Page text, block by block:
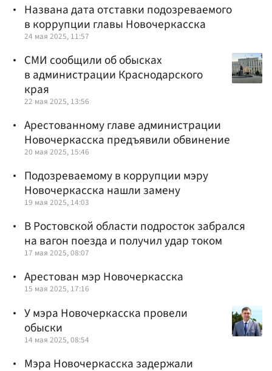
Названа дата отставки подозреваемого
в коррупции главы Новочеркасска
24 мая 2025, 11:57
СМИ сообщили об обысках
в администрации Краснодарского
края
22 мая 2025, 13:56
Арестованному главе администрации
Новочеркасска предъявили обвинение
20 мая 2025, 15:46
Подозреваемому в коррупции мэру
Новочеркасска нашли замену
19 мая 2025, 14:03
В Ростовской области подросток забрался
на вагон поезда и получил удар током
17 мая 2025, 08:07
Арестован мэр Новочеркасска
15 мая 2025, 17:16
У мэра Новочеркасска провели
обыски
14 мая 2025, 08:54
Мэра Новочеркасска задержали